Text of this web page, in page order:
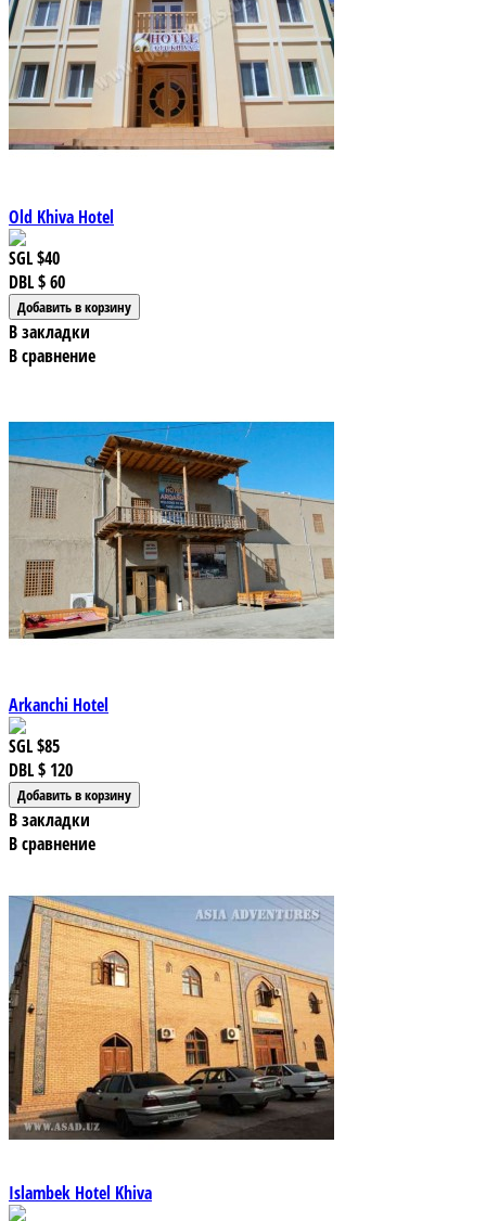
Old Khiva Hotel
SGL$40
DBL$ 60
В закладки
В сравнение
Arkanchi Hotel
SGL$85
DBL$ 120
В закладки
В сравнение
Islambek Hotel Khiva